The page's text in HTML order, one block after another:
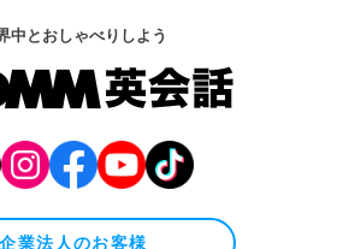
中とおしゃべりしよう
企業法人のお客様